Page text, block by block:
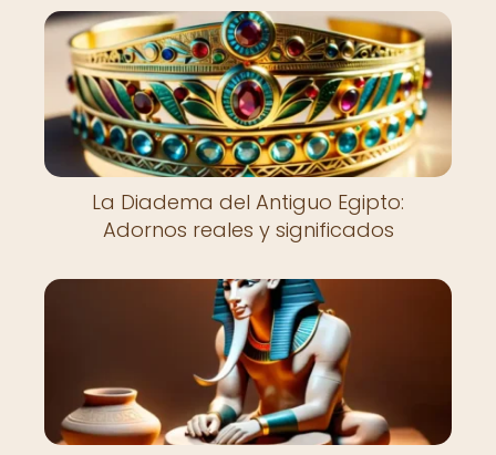
La Diadema del Antiguo Egipto:
Adornos reales y significados